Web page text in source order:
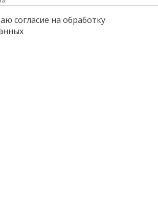
согласие на обработку